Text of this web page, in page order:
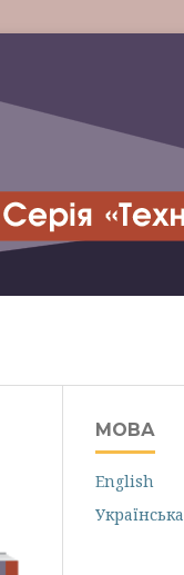
МОВА
English
Українська